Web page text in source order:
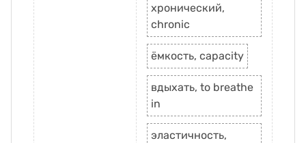
хронический,
chronic
ёмкость, capacity
вдыхать, to breathe
in
эластичность,